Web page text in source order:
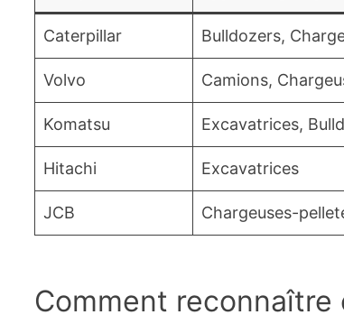
Caterpillar Bulldozers,
Volvo Camions,
Komatsu Excavatrices,
Hitachi Excavatrices
JCB Chargeuses-
Comment